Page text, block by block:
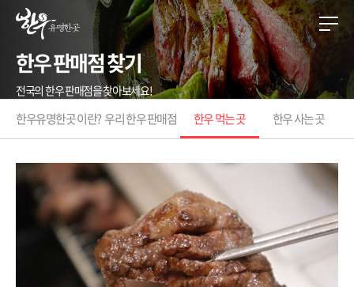
한우 판매점 찾기
전국의 한우 판매점을 찾아보세요!
한우유명한곳 이란? 우리 한우 판매점 한우 먹는 곳 한우 사는 곳